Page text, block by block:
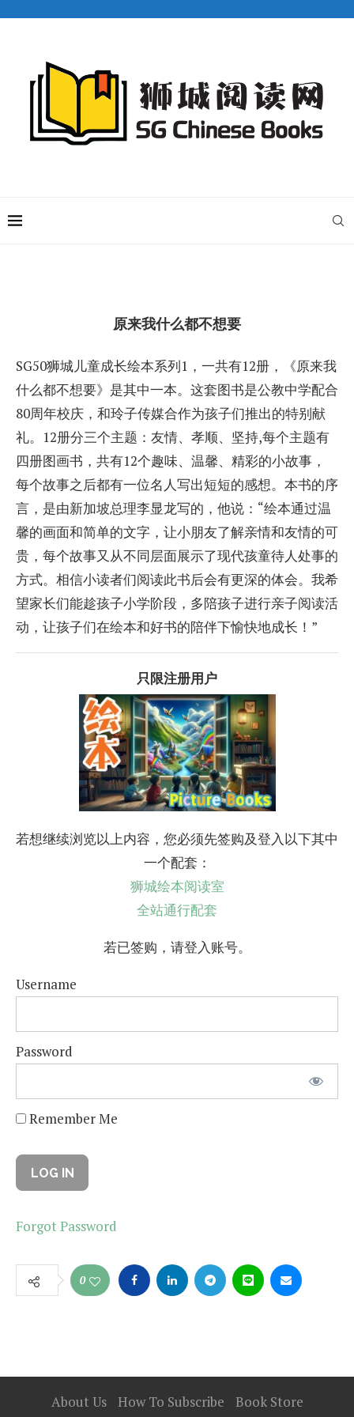
原来我什么都不想要
SG50狮城儿童成长绘本系列1，一共有12册，《原来我
什么都不想要》是其中一本。这套图书是公教中学配合
80周年校庆，和玲子传媒合作为孩子们推出的特别献
礼。12册分三个主题：友情、孝顺、坚持,每个主题有
四册图画书，共有12个趣味、温馨、精彩的小故事，
每个故事之后都有一位名人写出短短的感想。本书的序
言，是由新加坡总理李显龙写的，他说：“绘本通过温
馨的画面和简单的文字，让小朋友了解亲情和友情的可
贵，每个故事又从不同层面展示了现代孩童待人处事的
方式。相信小读者们阅读此书后会有更深的体会。我希
望家长们能趁孩子小学阶段，多陪孩子进行亲子阅读活
动，让孩子们在绘本和好书的陪伴下愉快地成长！”
只限注册用户
若想继续浏览以上内容，您必须先签购及登入以下其中
一个配套：
狮城绘本阅读室
全站通行配套
若已签购，请登入账号。
Username
Password
Remember Me
Forgot Password
0
About Us How To Subscribe
Book Store